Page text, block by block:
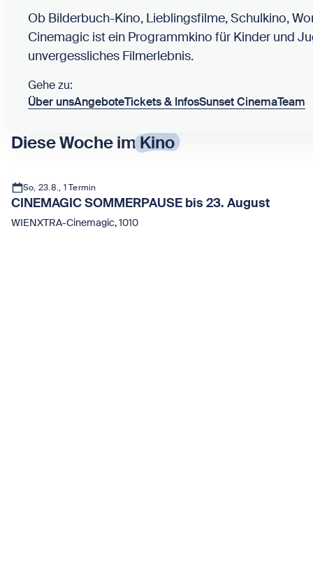
Ob Bilderbuch-Kino, Lieblingsfilme, Schulkino,
Cinemagic ist ein Programmkino für Kinder und
unvergessliches Filmerlebnis.
Gehe zu:
Über unsAngeboteTickets & InfosSunset CinemaTeam
Diese Woche imKino
So, 23.8., 1 Termin
CINEMAGIC SOMMERPAUSE bis 23. August
WIENXTRA-Cinemagic, 1010